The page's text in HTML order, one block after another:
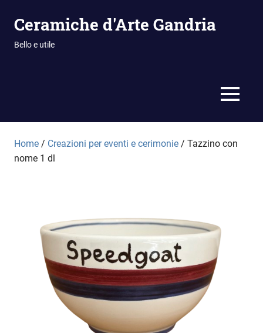
Ceramiche d'Arte Gandria
Bello e utile
MENU
Home / Creazioni per eventi e cerimonie / Tazzino con
nome 1 dl